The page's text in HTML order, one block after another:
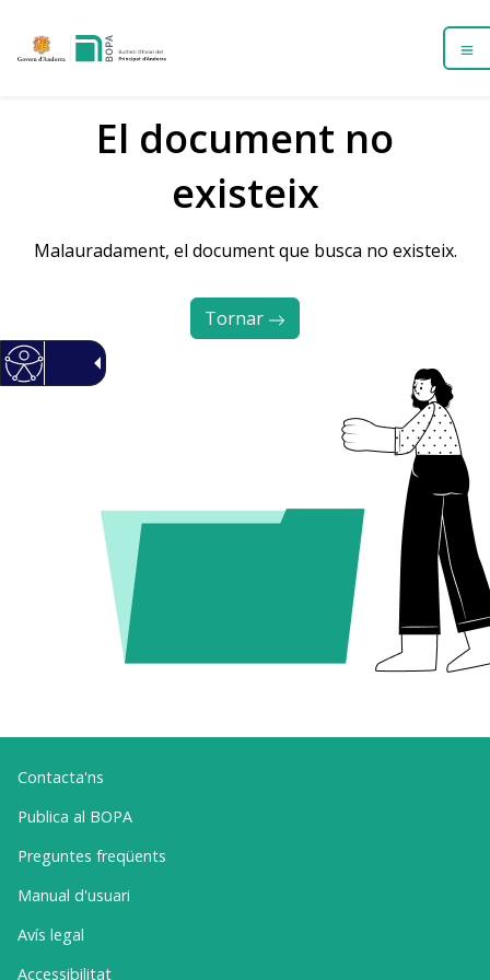
El document no
existeix
Malauradament, el document que busca no existeix.
Contacta'ns
Publica al BOPA
Preguntes freqüents
Manual d'usuari
Avís legal
Accessibilitat